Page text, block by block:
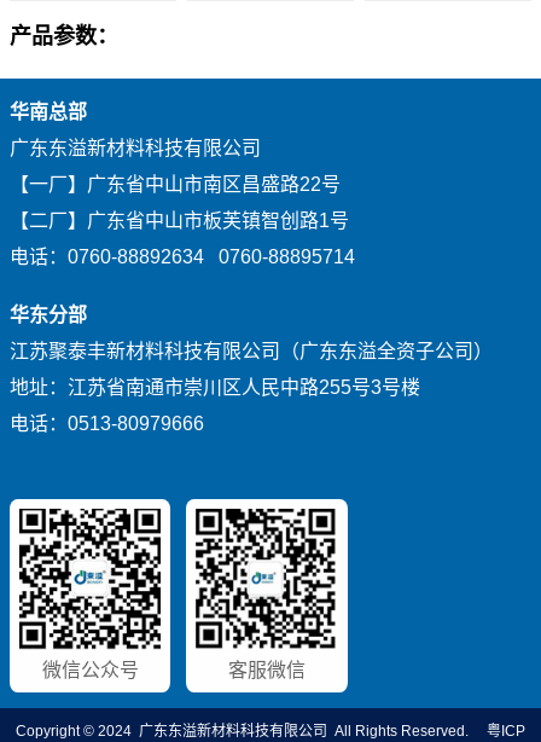
产品参数：
华南总部
广东东溢新材料科技有限公司
【一厂】广东省中山市南区昌盛路22号
【二厂】广东省中山市板芙镇智创路1号
电话：0760-88892634 0760-88895714
华东分部
江苏聚泰丰新材料科技有限公司（广东东溢全资子公司）
地址：江苏省南通市崇川区人民中路255号3号楼
电话：0513-80979666
微信公众号 客服微信
Copyright © 2024 广东东溢新材料科技有限公司 All Rights Reserved. 粤ICP